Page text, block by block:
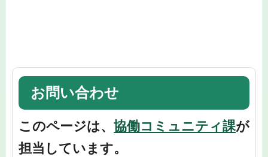
お問い合わせ
このページは、 協働コミュニティ課が
担当しています。